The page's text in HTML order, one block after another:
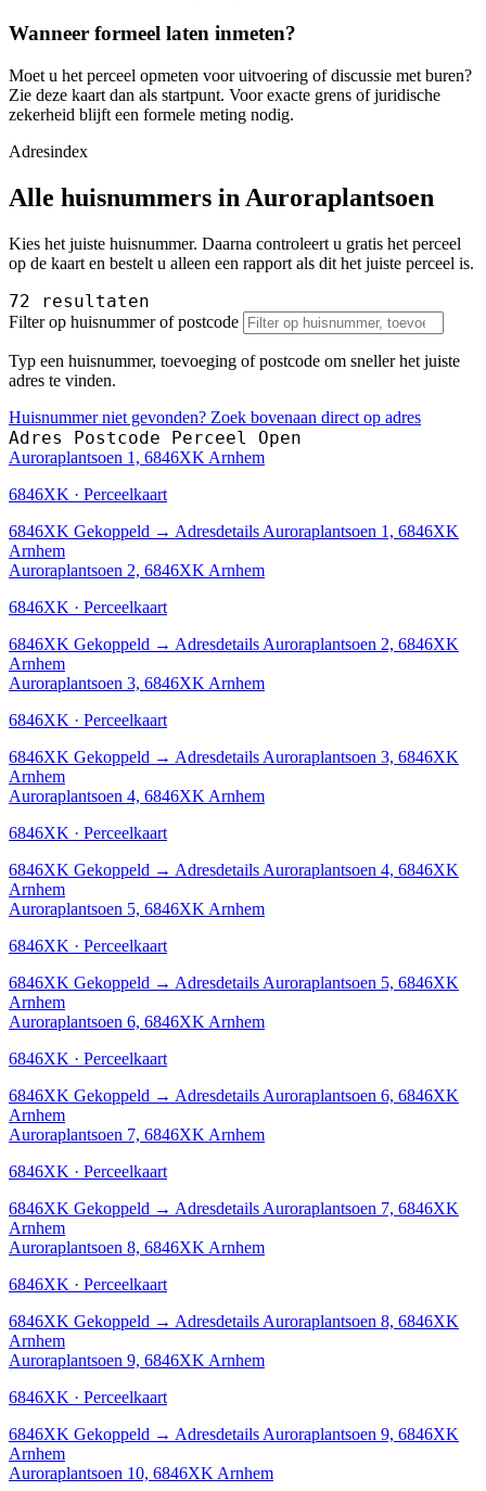
Wanneer formeel laten inmeten?
Moet u het perceel opmeten voor uitvoering of discussie met buren?
Zie deze kaart dan als startpunt. Voor exacte grens of juridische
zekerheid blijft een formele meting nodig.
Adresindex
Alle huisnummers in Auroraplantsoen
Kies het juiste huisnummer. Daarna controleert u gratis het perceel
op de kaart en bestelt u alleen een rapport als dit het juiste perceel is.
72 resultaten
Filter op huisnummer of postcode
Typ een huisnummer, toevoeging of postcode om sneller het juiste
adres te vinden.
Huisnummer niet gevonden? Zoek bovenaan direct op adres
Adres Postcode Perceel Open
Auroraplantsoen 1, 6846XK Arnhem
6846XK · Perceelkaart
6846XK Gekoppeld → Adresdetails Auroraplantsoen 1, 6846XK
Arnhem
Auroraplantsoen 2, 6846XK Arnhem
6846XK · Perceelkaart
6846XK Gekoppeld → Adresdetails Auroraplantsoen 2, 6846XK
Arnhem
Auroraplantsoen 3, 6846XK Arnhem
6846XK · Perceelkaart
6846XK Gekoppeld → Adresdetails Auroraplantsoen 3, 6846XK
Arnhem
Auroraplantsoen 4, 6846XK Arnhem
6846XK · Perceelkaart
6846XK Gekoppeld → Adresdetails Auroraplantsoen 4, 6846XK
Arnhem
Auroraplantsoen 5, 6846XK Arnhem
6846XK · Perceelkaart
6846XK Gekoppeld → Adresdetails Auroraplantsoen 5, 6846XK
Arnhem
Auroraplantsoen 6, 6846XK Arnhem
6846XK · Perceelkaart
6846XK Gekoppeld → Adresdetails Auroraplantsoen 6, 6846XK
Arnhem
Auroraplantsoen 7, 6846XK Arnhem
6846XK · Perceelkaart
6846XK Gekoppeld → Adresdetails Auroraplantsoen 7, 6846XK
Arnhem
Auroraplantsoen 8, 6846XK Arnhem
6846XK · Perceelkaart
6846XK Gekoppeld → Adresdetails Auroraplantsoen 8, 6846XK
Arnhem
Auroraplantsoen 9, 6846XK Arnhem
6846XK · Perceelkaart
6846XK Gekoppeld → Adresdetails Auroraplantsoen 9, 6846XK
Arnhem
Auroraplantsoen 10, 6846XK Arnhem